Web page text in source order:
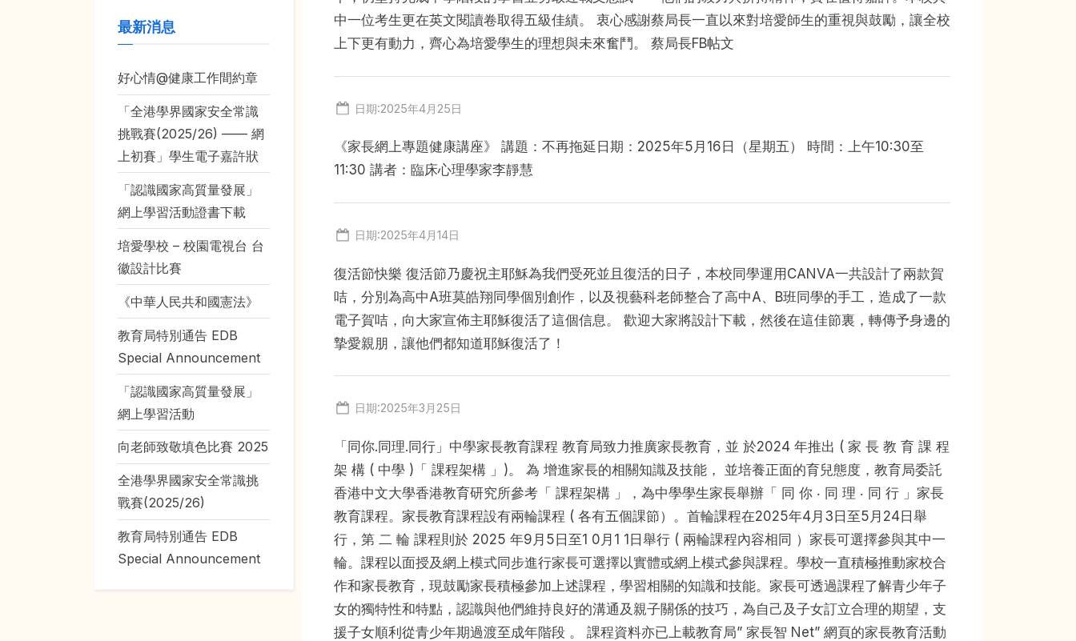
Toggle
sub-
menu
Toggle
sub-
menu
Yan,
WInifred
中一位考生更在英文閱讀卷取得五級佳績。 衷心感謝蔡局長一直以來對培愛師生的重視與鼓勵，讓全校
上下更有動力，齊心為培愛學生的理想與未來奮鬥。 蔡局長FB帖文
Posted
日期:2025年4月25日
《家長網上專題健康講座》 講題：不再拖延日期：2025年5月16日（星期五） 時間：上午10:30至
11:30 講者：臨床心理學家李靜慧
Posted
日期:2025年4月14日
復活節快樂 復活節乃慶祝主耶穌為我們受死並且復活的日子，本校同學運用CANVA一共設計了兩款賀
咭，分別為高中A班莫皓翔同學個別創作，以及視藝科老師整合了高中A、B班同學的手工，造成了一款
電子賀咭，向大家宣佈主耶穌復活了這個信息。 歡迎大家將設計下載，然後在這佳節裏，轉傳予身邊的
摯愛親朋，讓他們都知道耶穌復活了！
Posted
日期:2025年3月25日
「同你.同理.同行」中學家長教育課程 教育局致力推廣家長教育，並 於2024 年推出 ( 家 長 教 育 課 程
架 構 ( 中學 )「 課程架構 」)。 為 增進家長的相關知識及技能， 並培養正面的育兒態度，教育局委託
香港中文大學香港教育研究所參考「 課程架構 」，為中學學生家長舉辦「 同 你 ‧ 同 理 ‧ 同 行 」家長
教育課程。家長教育課程設有兩輪課程 ( 各有五個課節）。首輪課程在2025年4月3日至5月24日舉
行，第 二 輪 課程則於 2025 年9月5日至1 0月1 1日舉行 ( 兩輪課程內容相同 ）家長可選擇參與其中一
輪。課程以面授及網上模式同步進行家長可選擇以實體或網上模式參與課程。學校一直積極推動家校合
作和家長教育，現鼓勵家長積極參加上述課程，學習相關的知識和技能。家長可透過課程了解青少年子
女的獨特性和特點，認識與他們維持良好的溝通及親子關係的技巧，為自己及子女訂立合理的期望，支
援子女順利從青少年期過渡至成年階段 。 課程資料亦已上載教育局” 家長智 Net” 網頁的家長教育活動
最新消息
好心情@健康工作間約章
「全港學界國家安全常識
挑戰賽(2025/26) —— 網
上初賽」學生電子嘉許狀
「認識國家高質量發展」
網上學習活動證書下載
培愛學校 – 校園電視台 台
徽設計比賽
《中華人民共和國憲法》
教育局特別通告 EDB
Special Announcement
「認識國家高質量發展」
網上學習活動
向老師致敬填色比賽 2025
全港學界國家安全常識挑
戰賽(2025/26)
教育局特別通告 EDB
Special Announcement